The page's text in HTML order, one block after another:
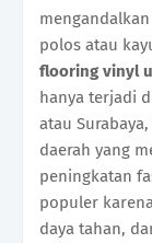
polos atau
flooring vinyl
hanya terjadi
atau
daerah yang
peningkatan
populer
daya tahan,